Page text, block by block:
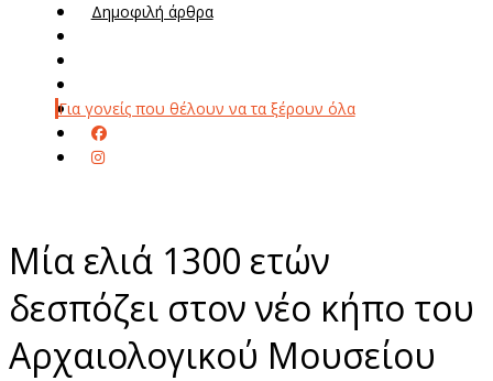
Δημοφιλή άρθρα
Για γονείς που θέλουν να τα ξέρουν όλα
Μία ελιά 1300 ετών
δεσπόζει στον νέο κήπο του
Αρχαιολογικού Μουσείου